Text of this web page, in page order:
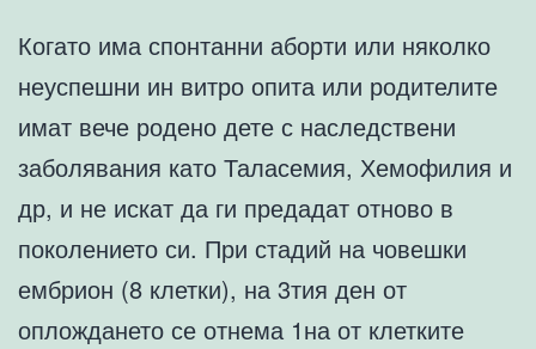
Когато има спонтанни аборти или няколко
неуспешни ин витро опита или родителите
имат вече родено дете с наследствени
заболявания като Таласемия, Хемофилия и
др, и не искат да ги предадат отново в
поколението си. При стадий на човешки
ембрион (8 клетки), на 3тия ден от
оплождането се отнема 1на от клетките